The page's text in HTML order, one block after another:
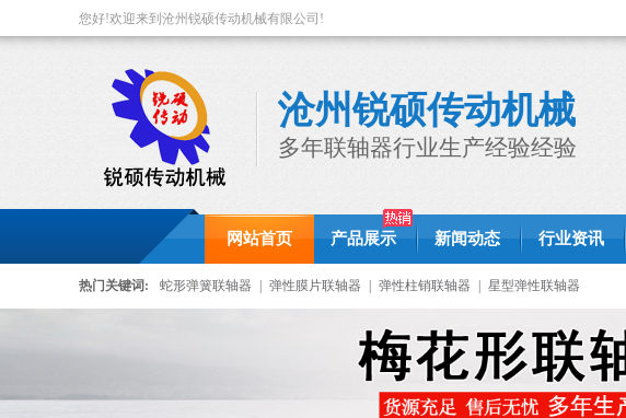
您好!欢迎来到沧州锐硕传动机械有限公司!
沧州锐硕传动机械
多年联轴器行业生产经验经验
网站首页 产品展示 新闻动态 行业资讯
热门关键词: 蛇形弹簧联轴器 弹性膜片联轴器 弹性柱销联轴器 星型弹性联轴器